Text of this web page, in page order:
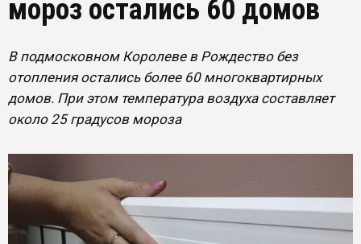
мороз остались 60 домов
В подмосковном Королеве в Рождество без
отопления остались более 60 многоквартирных
домов. При этом температура воздуха составляет
около 25 градусов мороза